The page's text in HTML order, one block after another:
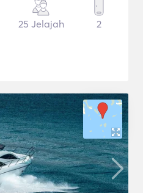
25 Jelajah 2